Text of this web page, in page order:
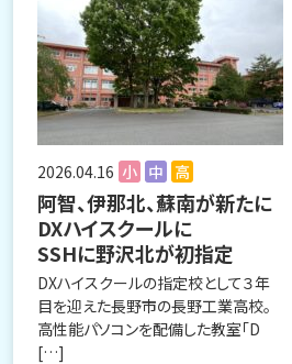
2026.04.16 小 中 高
阿智、伊那北、蘇南が新たに
DXハイスクールに
SSHに野沢北が初指定
DXハイスクールの指定校として３年
目を迎えた長野市の長野工業高校。
高性能パソコンを配備した教室「D
[…]